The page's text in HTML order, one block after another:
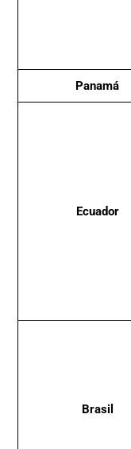
Panamá
Ecuador
Brasil